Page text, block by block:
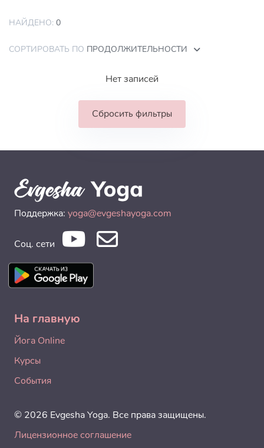
НАЙДЕНО: 0
СОРТИРОВАТЬ ПО ПРОДОЛЖИТЕЛЬНОСТИ
Нет записей
Сбросить фильтры
Поддержка: yoga@evgeshayoga.com
Соц. сети
На главную
Йога Online
Курсы
События
© 2026 Evgesha Yoga. Все права защищены.
Лицензионное соглашение